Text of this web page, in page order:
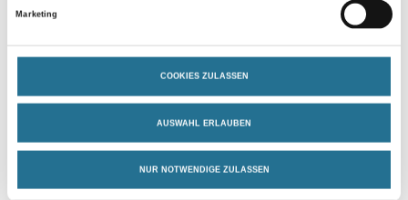
Marketing
COOKIES ZULASSEN
AUSWAHL ERLAUBEN
NUR NOTWENDIGE ZULASSEN
PRODUKTEIGENSCHAFTEN
Produkteigenschaft